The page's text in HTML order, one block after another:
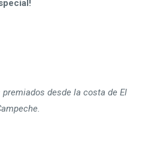
desde la costa de El